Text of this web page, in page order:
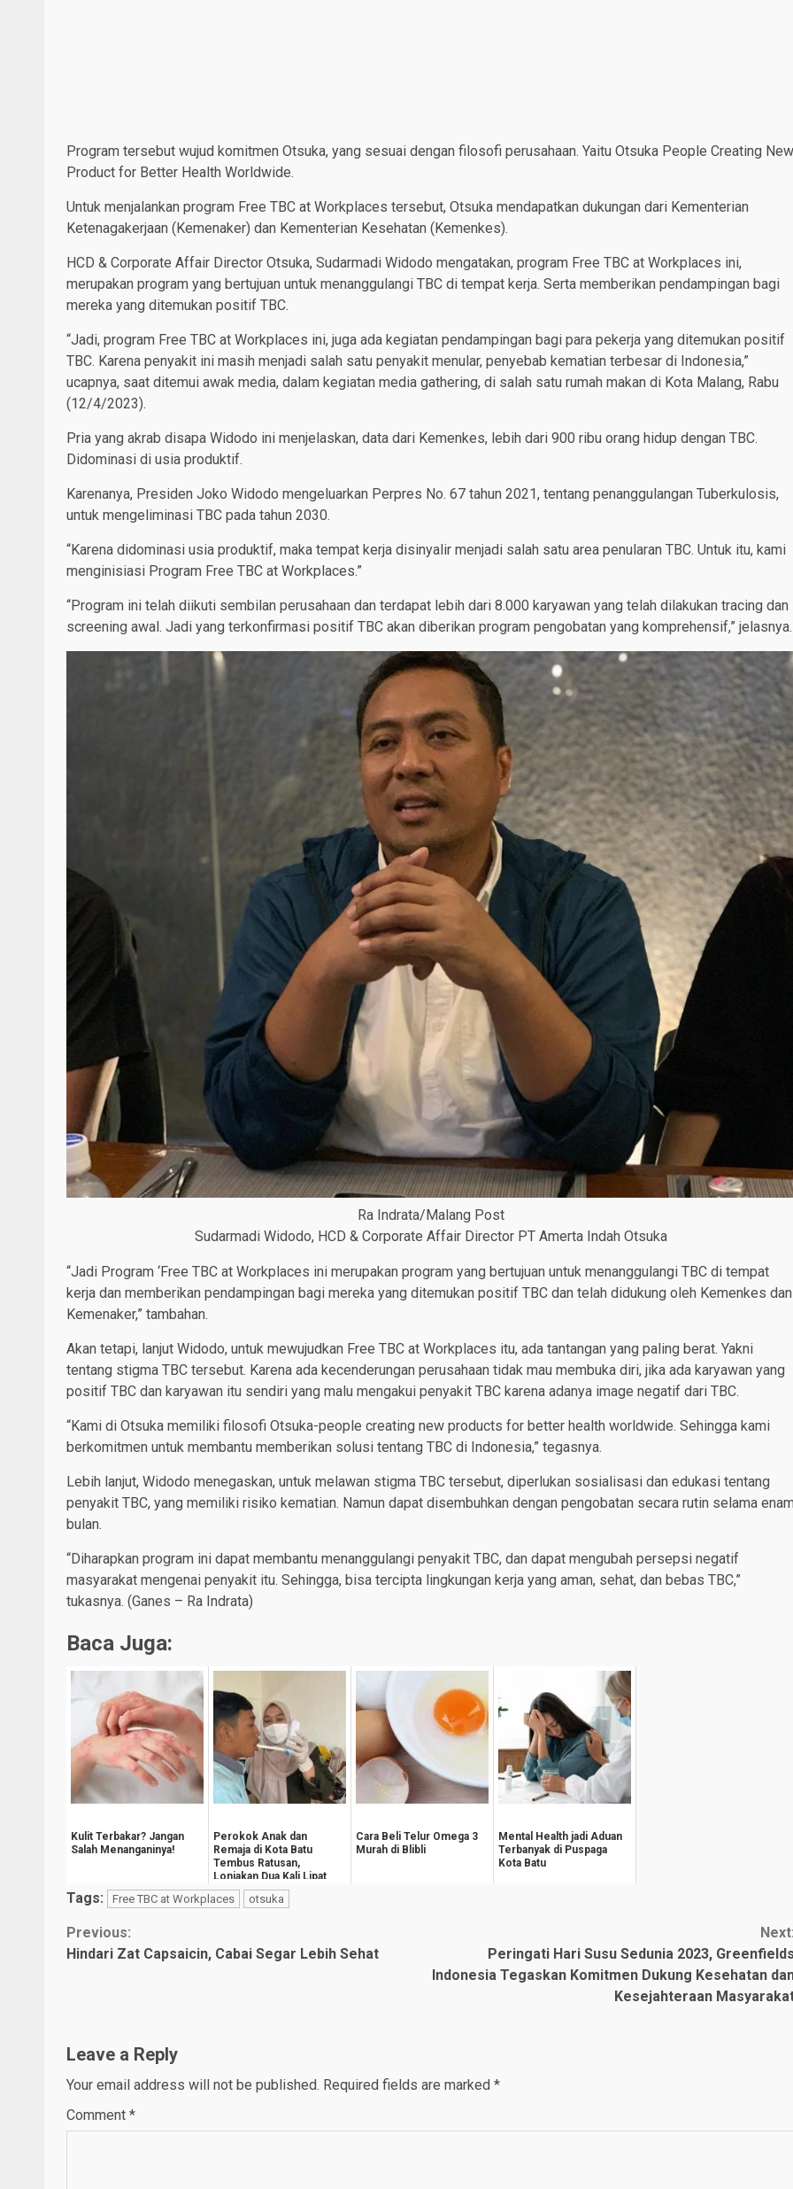
Program tersebut wujud komitmen Otsuka, yang sesuai dengan filosofi perusahaan. Yaitu Otsuka People Creating New
Product for Better Health Worldwide.
Untuk menjalankan program Free TBC at Workplaces tersebut, Otsuka mendapatkan dukungan dari Kementerian
Ketenagakerjaan (Kemenaker) dan Kementerian Kesehatan (Kemenkes).
HCD & Corporate Affair Director Otsuka, Sudarmadi Widodo mengatakan, program Free TBC at Workplaces ini,
merupakan program yang bertujuan untuk menanggulangi TBC di tempat kerja. Serta memberikan pendampingan bagi
mereka yang ditemukan positif TBC.
“Jadi, program Free TBC at Workplaces ini, juga ada kegiatan pendampingan bagi para pekerja yang ditemukan positif
TBC. Karena penyakit ini masih menjadi salah satu penyakit menular, penyebab kematian terbesar di Indonesia,”
ucapnya, saat ditemui awak media, dalam kegiatan media gathering, di salah satu rumah makan di Kota Malang, Rabu
(12/4/2023).
Pria yang akrab disapa Widodo ini menjelaskan, data dari Kemenkes, lebih dari 900 ribu orang hidup dengan TBC.
Didominasi di usia produktif.
Karenanya, Presiden Joko Widodo mengeluarkan Perpres No. 67 tahun 2021, tentang penanggulangan Tuberkulosis,
untuk mengeliminasi TBC pada tahun 2030.
“Karena didominasi usia produktif, maka tempat kerja disinyalir menjadi salah satu area penularan TBC. Untuk itu, kami
menginisiasi Program Free TBC at Workplaces.”
“Program ini telah diikuti sembilan perusahaan dan terdapat lebih dari 8.000 karyawan yang telah dilakukan tracing dan
screening awal. Jadi yang terkonfirmasi positif TBC akan diberikan program pengobatan yang komprehensif,” jelasnya.
Ra Indrata/Malang Post
Sudarmadi Widodo, HCD & Corporate Affair Director PT Amerta Indah Otsuka
“Jadi Program ‘Free TBC at Workplaces ini merupakan program yang bertujuan untuk menanggulangi TBC di tempat
kerja dan memberikan pendampingan bagi mereka yang ditemukan positif TBC dan telah didukung oleh Kemenkes dan
Kemenaker,” tambahan.
Akan tetapi, lanjut Widodo, untuk mewujudkan Free TBC at Workplaces itu, ada tantangan yang paling berat. Yakni
tentang stigma TBC tersebut. Karena ada kecenderungan perusahaan tidak mau membuka diri, jika ada karyawan yang
positif TBC dan karyawan itu sendiri yang malu mengakui penyakit TBC karena adanya image negatif dari TBC.
“Kami di Otsuka memiliki filosofi Otsuka-people creating new products for better health worldwide. Sehingga kami
berkomitmen untuk membantu memberikan solusi tentang TBC di Indonesia,” tegasnya.
Lebih lanjut, Widodo menegaskan, untuk melawan stigma TBC tersebut, diperlukan sosialisasi dan edukasi tentang
penyakit TBC, yang memiliki risiko kematian. Namun dapat disembuhkan dengan pengobatan secara rutin selama
bulan.
“Diharapkan program ini dapat membantu menanggulangi penyakit TBC, dan dapat mengubah persepsi negatif
masyarakat mengenai penyakit itu. Sehingga, bisa tercipta lingkungan kerja yang aman, sehat, dan bebas TBC,”
tukasnya. (Ganes – Ra Indrata)
Baca Juga:
Kulit Terbakar? Jangan
Salah Menanganinya!
Perokok Anak dan
Remaja di Kota Batu
Tembus Ratusan,
Lonjakan Dua Kali Lipat
Setahun
Cara Beli Telur Omega 3
Murah di Blibli
Mental Health jadi Aduan
Terbanyak di Puspaga
Kota Batu
Tags: Free TBC at Workplaces otsuka
Continue
Previous:
Hindari Zat Capsaicin, Cabai Segar Lebih Sehat
Peringati Hari Susu Sedunia 2023,
Indonesia Tegaskan Komitmen Dukung Kesehatan
Kesejahteraan
Leave a Reply
Your email address will not be published. Required fields are marked *
Comment *